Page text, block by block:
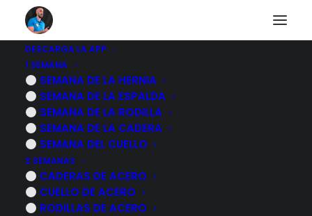
DESCARGA LA APP
1 SEMANA
SEMANA DE LA HERNIA
SEMANA DE LA ESPALDA
SEMANA DE LA RODILLA
SEMANA DE LA CADERA
SEMANA DEL CUELLO
3 SEMANAS
CADERAS DE ACERO
CUELLO DE ACERO
RODILLAS DE ACERO
Neuroma de Morton,
que es y como se
produce
2 DICIEMBRE, 2022 | POR